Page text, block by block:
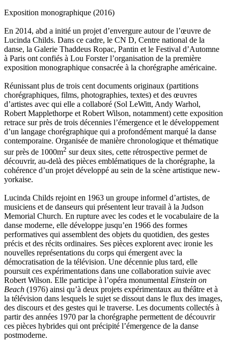
Exposition monographique (2016)
En 2014, abd a initié un projet d’envergure autour de l’œuvre de
Lucinda Childs. Dans ce cadre, le CN D, Centre national de la
danse, la Galerie Thaddeus Ropac, Pantin et le Festival d’Automne
à Paris ont confiés à Lou Forster l’organisation de la première
exposition monographique consacrée à la chorégraphe américaine.
Réunissant plus de trois cent documents originaux (partitions
chorégraphiques, films, photographies, textes) et des œuvres
d’artistes avec qui elle a collaboré (Sol LeWitt, Andy Warhol,
Robert Mapplethorpe et Robert Wilson, notamment) cette exposition
retrace sur près de trois décennies l’émergence et le développement
d’un langage chorégraphique qui a profondément marqué la danse
contemporaine. Organisée de manière chronologique et thématique
sur près de 1000m2 sur deux sites, cette rétrospective permet de
découvrir, au-delà des pièces emblématiques de la chorégraphe, la
cohérence d’un projet développé au sein de la scène artistique new-
yorkaise.
Lucinda Childs rejoint en 1963 un groupe informel d’artistes, de
musiciens et de danseurs qui présentent leur travail à la Judson
Memorial Church. En rupture avec les codes et le vocabulaire de la
danse moderne, elle développe jusqu’en 1966 des formes
performatives qui assemblent des objets du quotidien, des gestes
précis et des récits ordinaires. Ses pièces explorent avec ironie les
nouvelles représentations du corps qui émergent avec la
démocratisation de la télévision. Une décennie plus tard, elle
poursuit ces expérimentations dans une collaboration suivie avec
Robert Wilson. Elle participe à l’opéra monumental Einstein on
Beach (1976) ainsi qu’à deux projets expérimentaux au théâtre et à
la télévision dans lesquels le sujet se dissout dans le flux des images,
des discours et des gestes qui le traverse. Les documents collectés à
partir des années 1970 par la chorégraphe permettent de découvrir
ces pièces hybrides qui ont précipité l’émergence de la danse
postmoderne.